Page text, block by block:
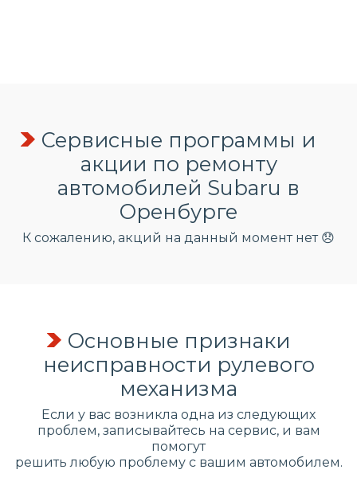
Сервисные программы и
акции по ремонту
автомобилей Subaru в
Оренбурге
К сожалению, акций на данный момент нет 😞
Основные признаки
неисправности рулевого
механизма
Если у вас возникла одна из следующих
проблем, записывайтесь на сервис, и вам
помогут
решить любую проблему с вашим автомобилем.